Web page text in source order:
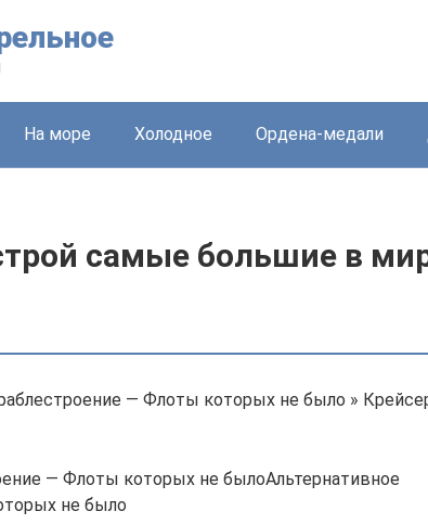
На море Холодное Ордена-медали
самые большие в
— Флоты которых не было »
— Флоты которых не былоАльтернативное
не было